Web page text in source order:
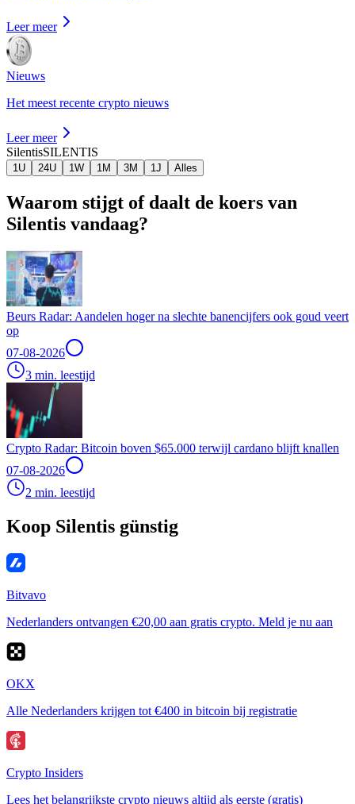
Leer meer
Nieuws
Het meest recente crypto nieuws
Leer meer
SilentisSILENTIS
1U 24U 1W 1M 3M 1J Alles
Waarom stijgt of daalt de koers van
Silentis vandaag?
Beurs Radar: Aandelen hoger na slechte banencijfers ook goud veert
op
07-08-2026
3 min. leestijd
Crypto Radar: Bitcoin boven $65.000 terwijl cardano blijft knallen
07-08-2026
2 min. leestijd
Koop Silentis günstig
Bitvavo
Nederlanders ontvangen €20,00 aan gratis crypto. Meld je nu aan
OKX
Alle Nederlanders krijgen tot €400 in bitcoin bij registratie
Crypto Insiders
Lees het belangrijkste crypto nieuws altijd als eerste (gratis)